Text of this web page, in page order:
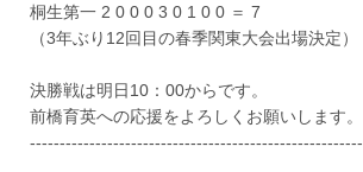
桐生第一 2 0 0 0 3 0 1 0 0 ＝ 7
（3年ぶり12回目の春季関東大会出場決定）
決勝戦は明日10：00からです。
前橋育英への応援をよろしくお願いします。
--------------------------------------------------------